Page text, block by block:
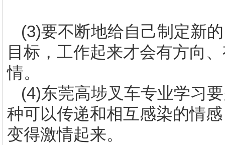
(3)要不断地给自己制定新
目标，工作起来才会有方向
情。
(4)东莞高埗叉车专业学习
种可以传递和相互感染的情
变得激情起来。